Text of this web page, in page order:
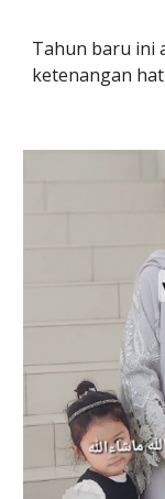
Tahun baru ini
ketenangan